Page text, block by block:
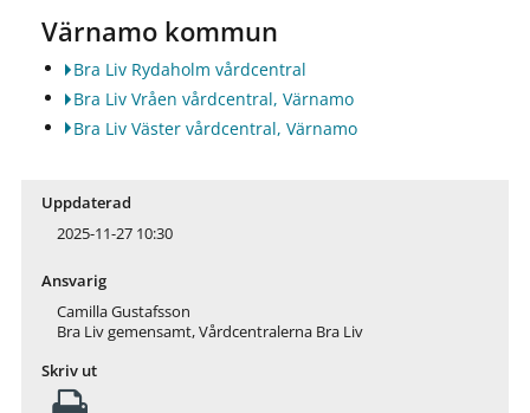
Värnamo kommun
Bra Liv Rydaholm vårdcentral
Bra Liv Vråen vårdcentral, Värnamo
Bra Liv Väster vårdcentral, Värnamo
Uppdaterad
2025-11-27 10:30
Ansvarig
Camilla Gustafsson
Bra Liv gemensamt, Vårdcentralerna Bra Liv
Skriv ut